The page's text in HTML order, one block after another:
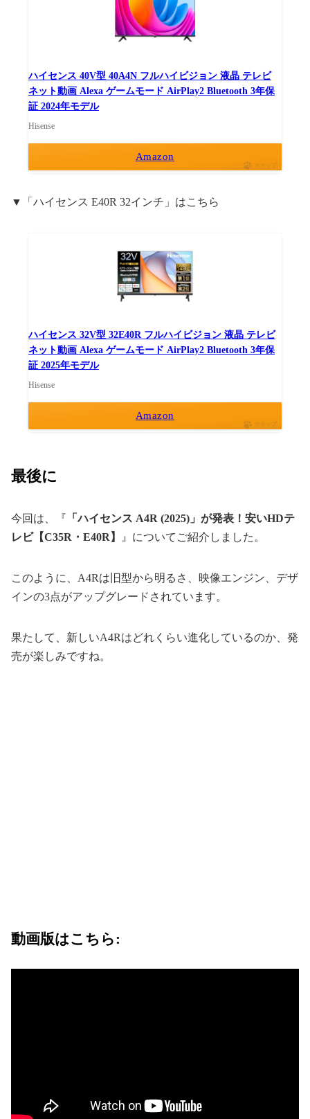
ハイセンス 40V型 40A4N フルハイビジョン 液晶 テレビ
ネット動画 Alexa ゲームモード AirPlay2 Bluetooth 3年保
証 2024年モデル
Hisense
Amazon
ポチップ
▼「ハイセンス E40R 32インチ」はこちら
ハイセンス 32V型 32E40R フルハイビジョン 液晶 テレビ
ネット動画 Alexa ゲームモード AirPlay2 Bluetooth 3年保
証 2025年モデル
Hisense
Amazon
ポチップ
最後に
今回は、『 「ハイセンス A4R (2025)」が発表！安いHDテ
レビ【C35R・E40R】
』についてご紹介しました。
このように、A4Rは旧型から明るさ、映像エンジン、デザ
インの3点がアップグレードされています。
果たして、新しいA4Rはどれくらい進化しているのか、発
売が楽しみですね。
動画版はこちら: